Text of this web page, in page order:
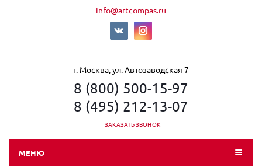
info@artcompas.ru
г. Москва, ул. Автозаводская 7
8 (800) 500-15-97
8 (495) 212-13-07
ЗАКАЗАТЬ ЗВОНОК
МЕНЮ